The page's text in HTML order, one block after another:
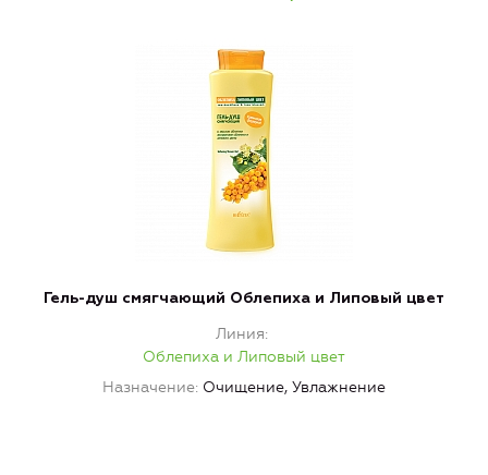
Гель-душ смягчающий Облепиха и Липовый цвет
Линия
Облепиха и Липовый цвет
Назначение Очищение, Увлажнение